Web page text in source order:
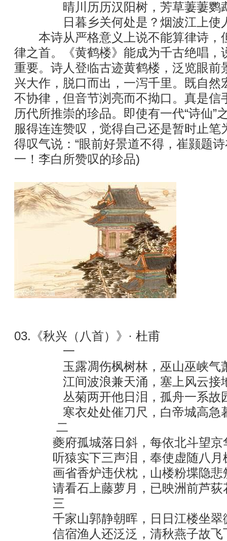
晴川历历汉阳树，芳草萋萋鹦
日暮乡关何处是？烟波江上使
本诗从严格意义上说不能算律诗，
律之首。《黄鹤楼》能成为千古绝唱，
重要。诗人登临古迹黄鹤楼，泛览眼前
兴大作，脱口而出，一泻千里。既自然
不协律，但音节浏亮而不拗口。真是信
历代所推崇的珍品。即使有一代“诗仙”
服得连连赞叹，觉得自己还是暂时止笔
得叹气说：“眼前好景道不得，崔颢题
一！李白所赞叹的珍品)
03.《秋兴（八首）》· 杜甫
一
玉露凋伤枫树林，巫山巫峡气
江间波浪兼天涌，塞上风云接
丛菊两开他日泪，孤舟一系故
寒衣处处催刀尺，白帝城高急
二
夔府孤城落日斜，每依北斗
听猿实下三声泪，奉使虚随
画省香炉违伏枕，山楼粉堞
请看石上藤萝月，已映洲前芦荻
三
千家山郭静朝晖，日日江楼
信宿渔人还泛泛，清秋燕子